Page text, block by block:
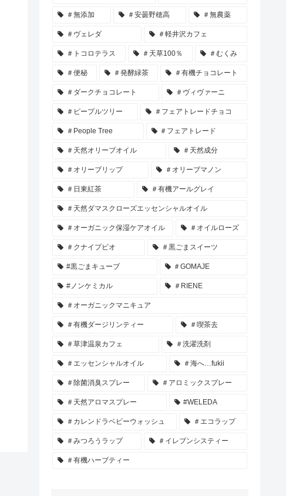
＃無添加 ＃安曇野穂高 ＃無農薬
＃ヴェレダ ＃軽井沢カフェ
＃トコロテラス ＃天草100％ ＃むくみ
＃便秘 ＃発酵緑茶 ＃有機チョコレート
＃ダークチョコレート ＃ヴィヴァーニ
＃ピープルツリー ＃フェアトレードチョコ
＃People Tree ＃フェアトレード
＃天然オリーブオイル ＃天然成分
＃オリーブリップ ＃オリーブマノン
＃日東紅茶 ＃有機アールグレイ
＃天然ダマスクローズエッセンシャルオイル
＃オーガニック保湿ケアオイル ＃オイルローズ
＃クナイプビオ ＃黒ごまスイーツ
#黒ごまキューブ ＃GOMAJE
#ノンケミカル ＃RIENE
＃オーガニックマニキュア
＃有機ダージリンティー ＃喫茶去
＃草津温泉カフェ ＃洗濯洗剤
＃エッセンシャルオイル ＃海へ…fukii
＃除菌消臭スプレー ＃アロミックスプレー
＃天然アロマスプレー #WELEDA
＃カレンドラベビーウォッシュ ＃エコラップ
＃みつろうラップ ＃イレブンシスティー
＃有機ハーブティー